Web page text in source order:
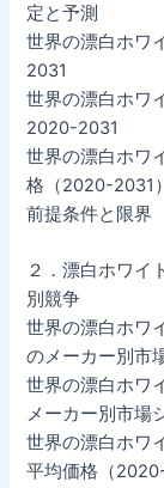
定と予測
世界の漂白ホワ
2031
世界の漂白ホワ
2020-2031
世界の漂白ホワ
格（2020-2031）
前提条件と限界
２．漂白ホワイ
別競争
世界の漂白ホワ
のメーカー別市
世界の漂白ホワ
メーカー別市場
世界の漂白ホワ
平均価格（